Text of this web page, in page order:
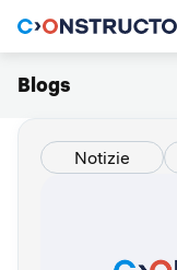
Blogs
Notizie